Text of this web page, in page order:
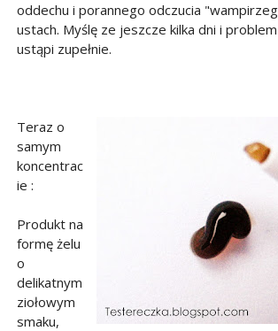
oddechu i porannego odczucia
ustach. Myślę ze jeszcze kilka dni i
ustąpi zupełnie.
Teraz o
samym
koncentrac
ie :
Produkt na
formę żelu
o
delikatnym
ziołowym
smaku,